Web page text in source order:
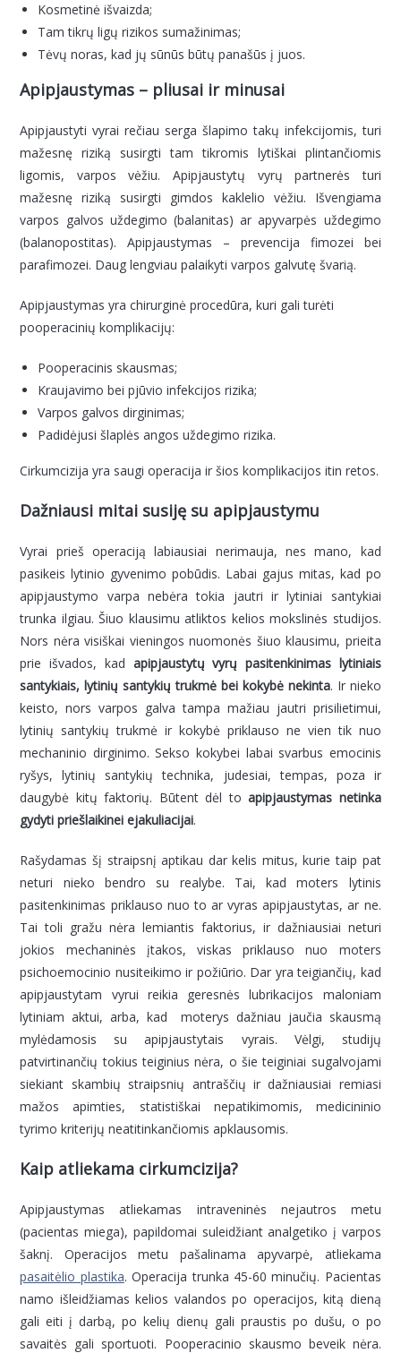
Kosmetinė išvaizda;
Tam tikrų ligų rizikos sumažinimas;
Tėvų noras, kad jų sūnūs būtų panašūs į juos.
Apipjaustymas – pliusai ir minusai
Apipjaustyti vyrai rečiau serga šlapimo takų infekcijomis, turi
mažesnę riziką susirgti tam tikromis lytiškai plintančiomis
ligomis, varpos vėžiu. Apipjaustytų vyrų partnerės turi
mažesnę riziką susirgti gimdos kaklelio vėžiu. Išvengiama
varpos galvos uždegimo (balanitas) ar apyvarpės uždegimo
(balanopostitas). Apipjaustymas – prevencija fimozei bei
parafimozei. Daug lengviau palaikyti varpos galvutę švarią.
Apipjaustymas yra chirurginė procedūra, kuri gali turėti
pooperacinių komplikacijų:
Pooperacinis skausmas;
Kraujavimo bei pjūvio infekcijos rizika;
Varpos galvos dirginimas;
Padidėjusi šlaplės angos uždegimo rizika.
Cirkumcizija yra saugi operacija ir šios komplikacijos itin retos.
Dažniausi mitai susiję su apipjaustymu
Vyrai prieš operaciją labiausiai nerimauja, nes mano, kad
pasikeis lytinio gyvenimo pobūdis. Labai gajus mitas, kad po
apipjaustymo varpa nebėra tokia jautri ir lytiniai santykiai
trunka ilgiau. Šiuo klausimu atliktos kelios mokslinės studijos.
Nors nėra visiškai vieningos nuomonės šiuo klausimu, prieita
prie išvados, kad apipjaustytų vyrų pasitenkinimas lytiniais
santykiais, lytinių santykių trukmė bei kokybė nekinta. Ir nieko
keisto, nors varpos galva tampa mažiau jautri prisilietimui,
lytinių santykių trukmė ir kokybė priklauso ne vien tik nuo
mechaninio dirginimo. Sekso kokybei labai svarbus emocinis
ryšys, lytinių santykių technika, judesiai, tempas, poza ir
daugybė kitų faktorių. Būtent dėl toapipjaustymas netinka
gydyti priešlaikinei ejakuliacijai.
Rašydamas šį straipsnį aptikau dar kelis mitus, kurie taip pat
neturi nieko bendro su realybe. Tai, kad moters lytinis
pasitenkinimas priklauso nuo to ar vyras apipjaustytas, ar ne.
Tai toli gražu nėra lemiantis faktorius, ir dažniausiai neturi
jokios mechaninės įtakos, viskas priklauso nuo moters
psichoemocinio nusiteikimo ir požiūrio. Dar yra teigiančių, kad
apipjaustytam vyrui reikia geresnės lubrikacijos maloniam
lytiniam aktui, arba, kad moterys dažniau jaučia skausmą
mylėdamosis su apipjaustytais vyrais. Vėlgi, studijų
patvirtinančių tokius teiginius nėra, o šie teiginiai sugalvojami
siekiant skambių straipsnių antraščių ir dažniausiai remiasi
mažos apimties, statistiškai nepatikimomis, medicininio
tyrimo kriterijų neatitinkančiomis apklausomis.
Kaip atliekama cirkumcizija?
Apipjaustymas atliekamas intraveninės nejautros metu
(pacientas miega), papildomai suleidžiant analgetiko į varpos
šaknį. Operacijos metu pašalinama apyvarpė, atliekama
pasaitėlio plastika. Operacija trunka 45-60 minučių. Pacientas
namo išleidžiamas kelios valandos po operacijos, kitą dieną
gali eiti į darbą, po kelių dienų gali praustis po dušu, o po
savaitės gali sportuoti. Pooperacinio skausmo beveik nėra.